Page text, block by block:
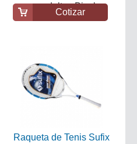
para adultos Bicol...
Cotizar
Raqueta de Tenis Sufix